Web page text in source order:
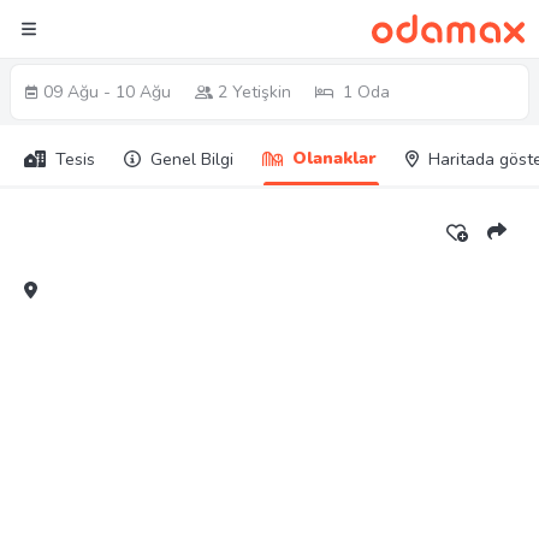
09 Ağu - 10 Ağu 2 Yetişkin 1 Oda
Tesis Genel Bilgi Olanaklar Haritada